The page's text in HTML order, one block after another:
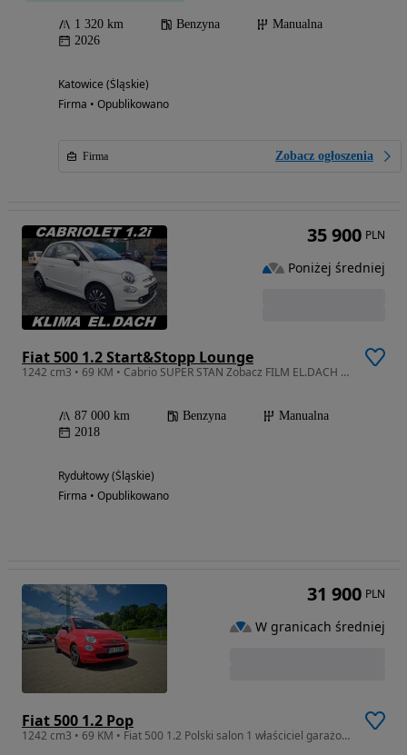
1 320 km Benzyna
Manualna
2026
Katowice (Śląskie)
Firma • Opublikowano
Firma Zobacz ogłoszenia
Fiat 500 1.2 Start&Stopp Lounge
1242 cm3 • 69 KM • Cabrio SUPER STAN Zobacz FILM EL.DACH Klima PółSkóra PDC
87 000 km Benzyna
Manualna
2018
Rydułtowy (Śląskie)
Firma • Opublikowano
35 900 PLN
Poniżej średniej
Fiat 500 1.2 Pop
1242 cm3 • 69 KM • Fiat 500 1.2 Polski salon 1 właściciel garażowany POP
31 900 PLN
W granicach średniej